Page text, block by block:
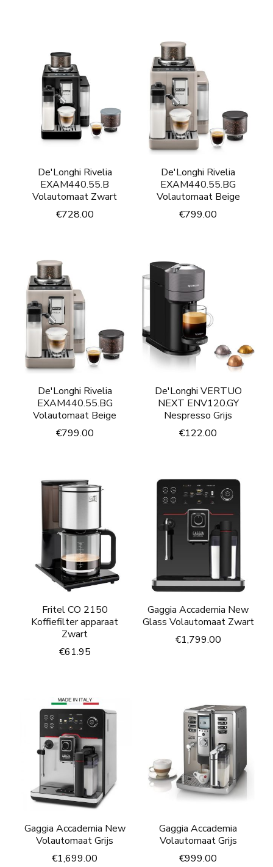
De'Longhi Rivelia
EXAM440.55.B
Volautomaat Zwart
€728.00
De'Longhi Rivelia
EXAM440.55.BG
Volautomaat Beige
€799.00
De'Longhi Rivelia
EXAM440.55.BG
Volautomaat Beige
€799.00
De'Longhi VERTUO
NEXT ENV120.GY
Nespresso Grijs
€122.00
Fritel CO 2150
Koffiefilter apparaat
Zwart
€61.95
Gaggia Accademia New
Glass Volautomaat Zwart
€1,799.00
Gaggia Accademia New
Volautomaat Grijs
€1,699.00
Gaggia Accademia
Volautomaat Grijs
€999.00